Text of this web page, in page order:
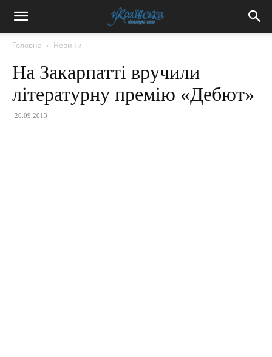
Головна Новини
На Закарпатті вручили
літературну премію «Дебют»
26.09.2013